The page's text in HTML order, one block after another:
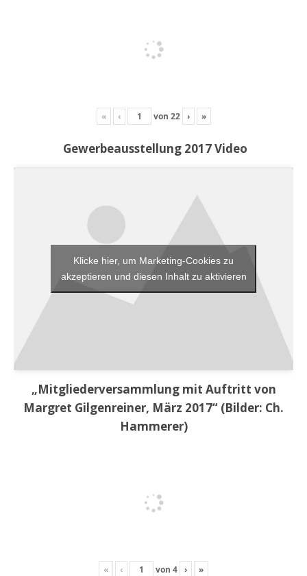
« ‹ von 22 › »
Gewerbeausstellung 2017 Video
Klicke hier, um Marketing-Cookies zu
akzeptieren und diesen Inhalt zu aktivieren
„Mitgliederversammlung mit Auftritt von
Margret Gilgenreiner, März 2017“ (Bilder: Ch.
Hammerer)
« ‹ von 4 › »